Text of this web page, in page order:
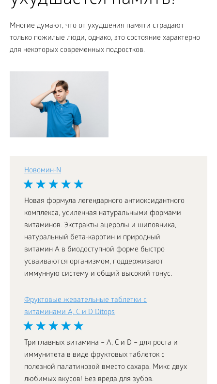
Многие думают, что от ухудшения памяти страдают
только пожилые люди, однако, это состояние характерно
для некоторых современных подростков.
Новомин-N
Новая формула легендарного антиоксидантного
комплекса, усиленная натуральными формами
витаминов. Экстракты ацеролы и шиповника,
натуральный бета-каротин и природный
витамин А в биодоступной форме быстро
усваиваются организмом, поддерживают
иммунную систему и общий высокий тонус.
Фруктовые жевательные таблетки с
витаминами A, C и D Ditops
Три главных витамина – А, С и D – для роста и
иммунитета в виде фруктовых таблеток с
полезной палатинозой вместо сахара. Микс двух
любимых вкусов! Без вреда для зубов.